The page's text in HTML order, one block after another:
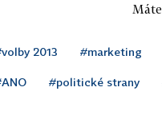
2013 #marketing
#politické strany